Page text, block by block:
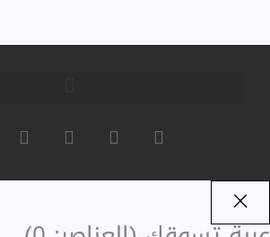
F
a
c
e
o
T
w
i
t
e
Y
o
u
t
b
W
h
a
t
a